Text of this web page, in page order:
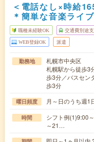
＜電話なし×時給
＊簡単な音楽ライ
職種未経験OK 交通費別途
WEB登録OK 派遣
勤務地
札幌市中央区
札幌駅から徒歩3
歩3分／バスセン
歩3分
曜日頻度 月～日のうち週1
時間
シフト例(1)9:00
～21…